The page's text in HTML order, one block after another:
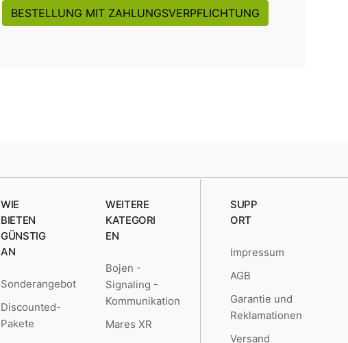
BESTELLUNG MIT ZAHLUNGSVERPFLICHTUNG
WIE
BIETEN
GÜNSTIG
AN
Sonderangebot
Discounted-
Pakete
WEITERE
KATEGORI
EN
Bojen -
Signaling -
Kommunikation
Mares XR
SUPP
ORT
Impressum
AGB
Garantie und
Reklamationen
Versand